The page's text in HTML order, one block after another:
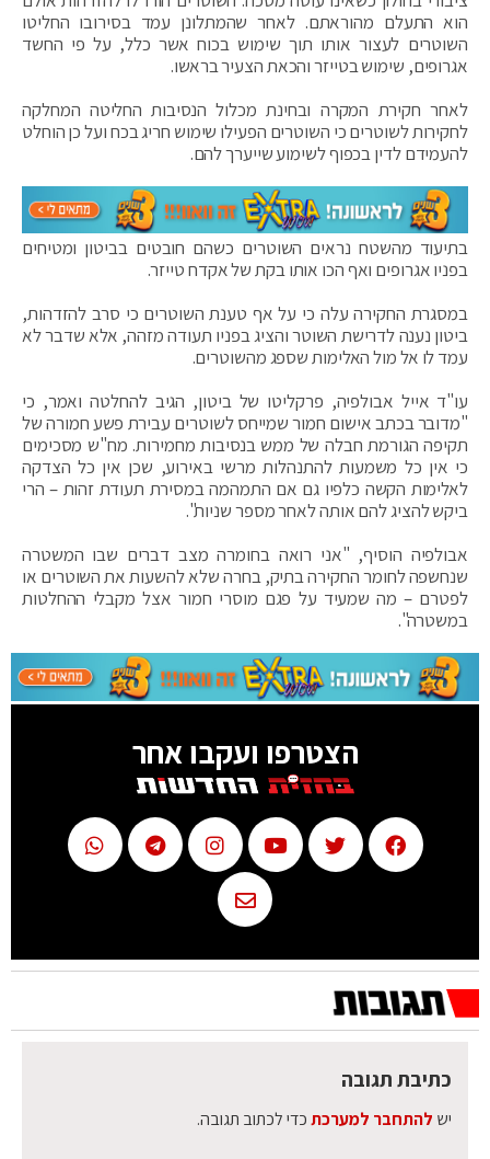
הוא התעלם מהוראתם. לאחר שהמתלונן עמד בסירובו החליטו
השוטרים לעצור אותו תוך שימוש בכוח אשר כלל, על פי החשד
אגרופים, שימוש בטייזר והכאת הצעיר בראשו.
לאחר חקירת המקרה ובחינת מכלול הנסיבות החליטה המחלקה
לחקירות לשוטרים כי השוטרים הפעילו שימוש חריג בכח ועל כן הוחלט
להעמידם לדין בכפוף לשימוע שייערך להם.
בתיעוד מהשטח נראים השוטרים כשהם חובטים בביטון ומטיחים
בפניו אגרופים ואף הכו אותו בקת של אקדח טייזר.
במסגרת החקירה עלה כי על אף טענת השוטרים כי סרב להזדהות,
ביטון נענה לדרישת השוטר והציג בפניו תעודה מזהה, אלא שדבר לא
עמד לו אל מול האלימות שספג מהשוטרים.
עו"ד אייל אבולפיה, פרקליטו של ביטון, הגיב להחלטה ואמר, כי
"מדובר בכתב אישום חמור שמייחס לשוטרים עבירת פשע חמורה של
תקיפה הגורמת חבלה של ממש בנסיבות מחמירות. מח"ש מסכימים
כי אין כל משמעות להתנהלות מרשי באירוע, שכן אין כל הצדקה
לאלימות הקשה כלפיו גם אם התמהמה במסירת תעודת זהות – הרי
ביקש להציג להם אותה לאחר מספר שניות".
אבולפיה הוסיף, "אני רואה בחומרה מצב דברים שבו המשטרה
שנחשפה לחומר החקירה בתיק, בחרה שלא להשעות את השוטרים או
לפטרם – מה שמעיד על פגם מוסרי חמור אצל מקבלי ההחלטות
במשטרה".
הצטרפו ועקבו אחר
כתיבת תגובה
יש להתחבר למערכתכדי לכתוב תגובה.